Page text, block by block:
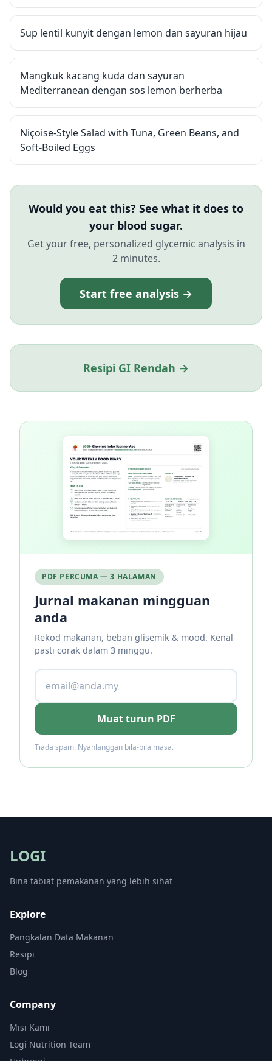
Sup lentil kunyit dengan lemon dan sayuran hijau
Mangkuk kacang kuda dan sayuran
Mediterranean dengan sos lemon berherba
Niçoise-Style Salad with Tuna, Green Beans, and
Soft-Boiled Eggs
Would you eat this? See what it does to
your blood sugar.
Get your free, personalized glycemic analysis in
2 minutes.
Start free analysis →
Resipi GI Rendah →
PDF PERCUMA — 3 HALAMAN
Jurnal makanan mingguan
anda
Rekod makanan, beban glisemik & mood. Kenal
pasti corak dalam 3 minggu.
Muat turun PDF
Tiada spam. Nyahlanggan bila-bila masa.
LOGI
Bina tabiat pemakanan yang lebih sihat
Explore
Pangkalan Data Makanan
Resipi
Blog
Company
Misi Kami
Logi Nutrition Team